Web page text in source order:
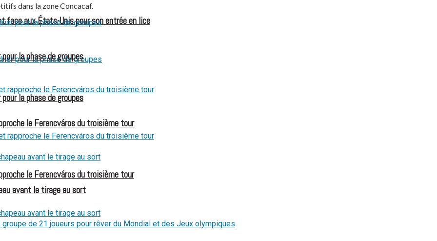
face aux États-Unis pour son entrée en lice
la phase de groupes
le Ferencváros du troisième tour
la phase de groupes
le Ferencváros du troisième tour
avant le tirage au sort
dans la zone Concacaf.